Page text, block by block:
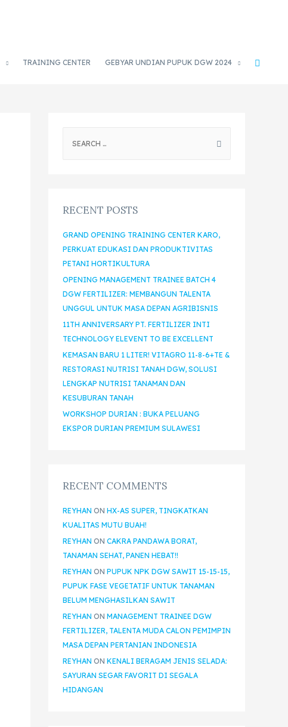
TRAINING CENTER GEBYAR UNDIAN PUPUK DGW 2024
RECENT POSTS
GRAND OPENING TRAINING CENTER KARO,
PERKUAT EDUKASI DAN PRODUKTIVITAS
PETANI HORTIKULTURA
OPENING MANAGEMENT TRAINEE BATCH 4
DGW FERTILIZER: MEMBANGUN TALENTA
UNGGUL UNTUK MASA DEPAN AGRIBISNIS
11TH ANNIVERSARY PT. FERTILIZER INTI
TECHNOLOGY ELEVENT TO BE EXCELLENT
KEMASAN BARU 1 LITER! VITAGRO 11-8-6+TE &
RESTORASI NUTRISI TANAH DGW, SOLUSI
LENGKAP NUTRISI TANAMAN DAN
KESUBURAN TANAH
WORKSHOP DURIAN : BUKA PELUANG
EKSPOR DURIAN PREMIUM SULAWESI
RECENT COMMENTS
REYHAN ON HX-AS SUPER, TINGKATKAN
KUALITAS MUTU BUAH!
REYHAN ON CAKRA PANDAWA BORAT,
TANAMAN SEHAT, PANEN HEBAT!!
REYHAN ON PUPUK NPK DGW SAWIT 15-15-15,
PUPUK FASE VEGETATIF UNTUK TANAMAN
BELUM MENGHASILKAN SAWIT
REYHAN ON MANAGEMENT TRAINEE DGW
FERTILIZER, TALENTA MUDA CALON PEMIMPIN
MASA DEPAN PERTANIAN INDONESIA
REYHAN ON KENALI BERAGAM JENIS SELADA:
SAYURAN SEGAR FAVORIT DI SEGALA
HIDANGAN